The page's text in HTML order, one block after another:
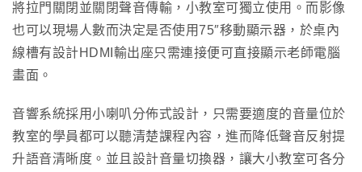
將拉門關閉並關閉聲音傳輸，小教室可獨立使用。而影像
也可以現場人數而決定是否使用75″移動顯示器，於桌內
線槽有設計HDMI輸出座只需連接便可直接顯示老師電腦
畫面。
音響系統採用小喇叭分佈式設計，只需要適度的音量位於
教室的學員都可以聽清楚課程內容，進而降低聲音反射提
升語音清晰度。並且設計音量切換器，讓大小教室可各分